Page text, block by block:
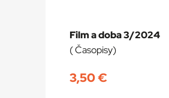
Film a doba 3/2024
( Časopisy)
3,50€